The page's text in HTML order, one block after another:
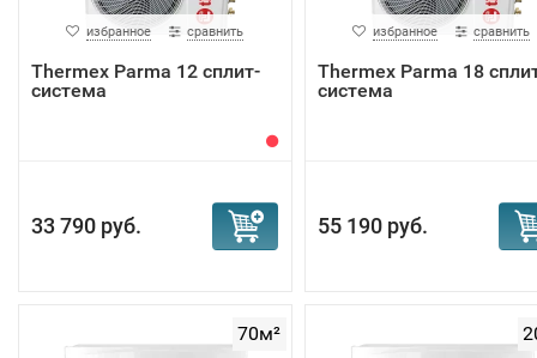
избранное сравнить
Thermex Parma 12 сплит-
система
33 790 руб.
избранное сравнить
Thermex Parma 18
система
55 190 руб.
70м²